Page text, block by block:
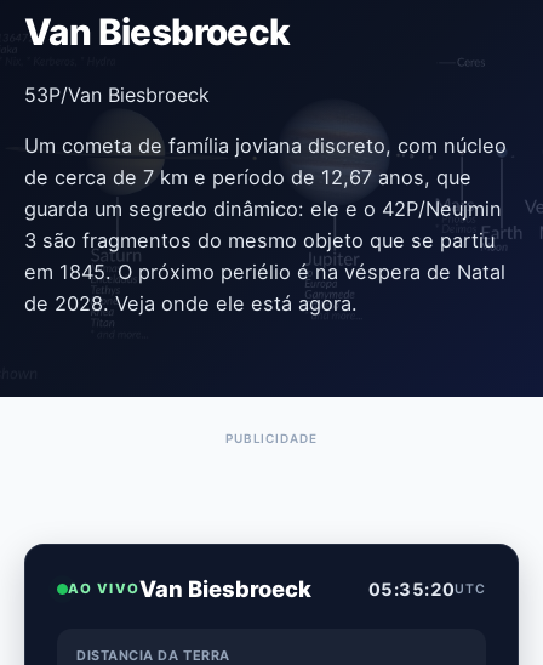
Van Biesbroeck
53P/Van Biesbroeck
Um cometa de família joviana discreto, com núcleo
de cerca de 7 km e período de 12,67 anos, que
guarda um segredo dinâmico: ele e o 42P/Neujmin
3 são fragmentos do mesmo objeto que se partiu
em 1845. O próximo periélio é na véspera de Natal
de 2028. Veja onde ele está agora.
AO VIVOVan Biesbroeck 05:35:21UTC
DISTANCIA DA TERRA